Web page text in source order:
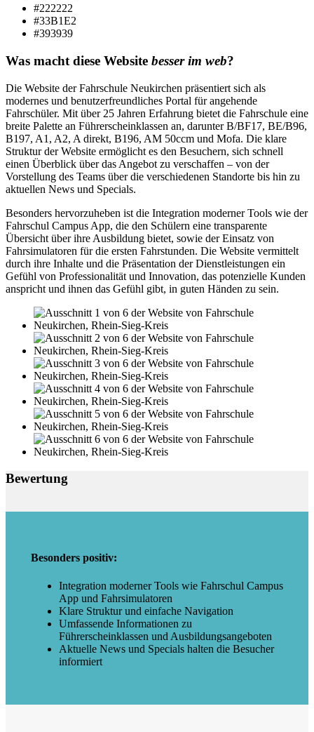
#222222
#33B1E2
#393939
Was macht diese Website besser im web?
Die Website der Fahrschule Neukirchen präsentiert sich als
modernes und benutzerfreundliches Portal für angehende
Fahrschüler. Mit über 25 Jahren Erfahrung bietet die Fahrschule eine
breite Palette an Führerscheinklassen an, darunter B/BF17, BE/B96,
B197, A1, A2, A direkt, B196, AM 50ccm und Mofa. Die klare
Struktur der Website ermöglicht es den Besuchern, sich schnell
einen Überblick über das Angebot zu verschaffen – von der
Vorstellung des Teams über die verschiedenen Standorte bis hin zu
aktuellen News und Specials.
Besonders hervorzuheben ist die Integration moderner Tools wie der
Fahrschul Campus App, die den Schülern eine transparente
Übersicht über ihre Ausbildung bietet, sowie der Einsatz von
Fahrsimulatoren für die ersten Fahrstunden. Die Website vermittelt
durch ihre Inhalte und die Präsentation der Dienstleistungen ein
Gefühl von Professionalität und Innovation, das potenzielle Kunden
anspricht und ihnen das Gefühl gibt, in guten Händen zu sein.
Bewertung
Besonders positiv:
Integration moderner Tools wie Fahrschul Campus
App und Fahrsimulatoren
Klare Struktur und einfache Navigation
Umfassende Informationen zu
Führerscheinklassen und Ausbildungsangeboten
Aktuelle News und Specials halten die Besucher
informiert